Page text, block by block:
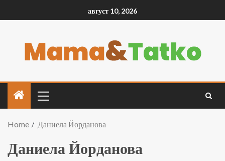
август 10, 2026
Home Даниела Йорданова
Даниела Йорданова